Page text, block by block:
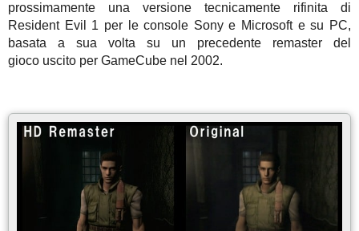
prossimamente una versione tecnicamente rifinita di
Resident Evil 1 per le console Sony e Microsoft e su PC,
basata a sua volta su un precedente remaster del
gioco uscito per GameCube nel 2002.